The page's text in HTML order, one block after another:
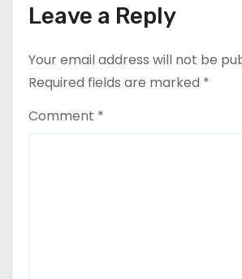
Leave a Reply
Your email address will not be
Required fields are marked *
Comment *